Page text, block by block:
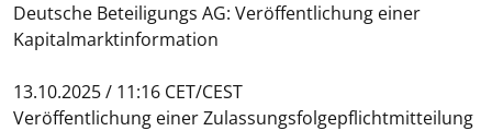
Deutsche Beteiligungs AG: Veröffentlichung einer
Kapitalmarktinformation
13.10.2025 / 11:16 CET/CEST
Veröffentlichung einer Zulassungsfolgepflichtmitteilung